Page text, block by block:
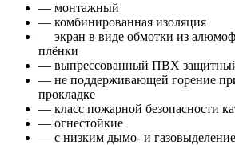
— монтажный
— комбинированная изоляция
— экран в виде обмотки из
плёнки
— выпрессованный ПВХ
— не поддерживающей горение
прокладке
— класс пожарной безопасности
— огнестойкие
— с низким дымо- и